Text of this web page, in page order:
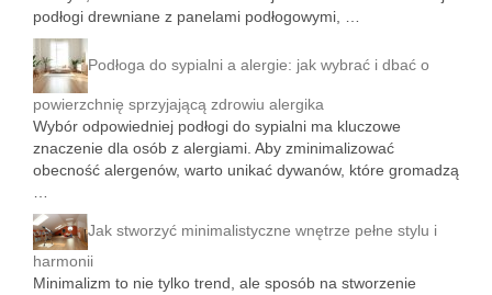
podłogi drewniane z panelami podłogowymi, …
Podłoga do sypialni a alergie: jak wybrać i dbać o
powierzchnię sprzyjającą zdrowiu alergika
Wybór odpowiedniej podłogi do sypialni ma kluczowe
znaczenie dla osób z alergiami. Aby zminimalizować
obecność alergenów, warto unikać dywanów, które gromadzą
Jak stworzyć minimalistyczne wnętrze pełne stylu i
harmonii
Minimalizm to nie tylko trend, ale sposób na stworzenie